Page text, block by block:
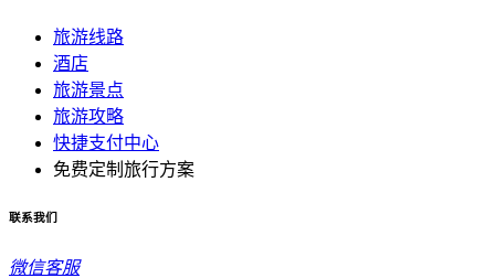
旅游线路
酒店
旅游景点
旅游攻略
快捷支付中心
免费定制旅行方案
联系我们
微信客服